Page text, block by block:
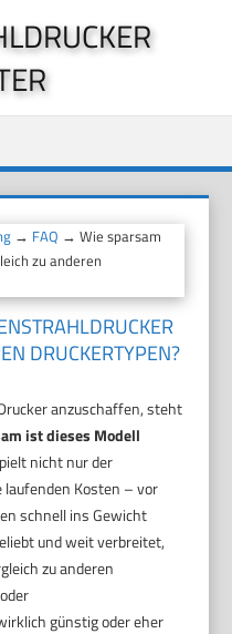
→ FAQ → Wie sparsam
zu anderen
DRUCKERTYPEN?
anzuschaffen, steht
ist dieses Modell
nicht nur der
laufenden Kosten – vor
schnell ins Gewicht
und weit verbreitet,
zu anderen
günstig oder eher